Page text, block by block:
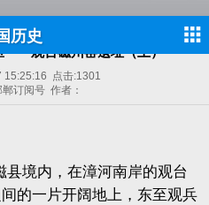
历史
——观台磁州窑遗址（上）
15:25:16 点击:1301
订阅号 作者：
县境内，在漳河南岸的观台
的一片开阔地上，东至观兵